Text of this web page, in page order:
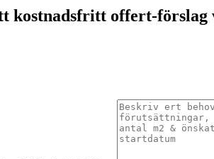
kostnadsfritt offert-förslag